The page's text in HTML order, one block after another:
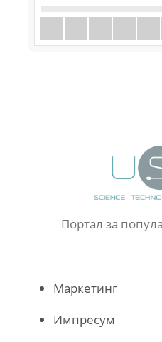
Портал за
Маркетинг
Импресум